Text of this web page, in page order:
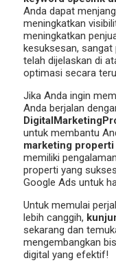
Anda dapat
meningkatkan
meningkatkan
kesuksesan,
telah dijelaskan di
optimasi secara
Jika Anda ingin
Anda berjalan
untuk membantu
marketing
memiliki
properti yang
Google Ads untuk
Untuk memulai
lebih canggih,
sekarang dan
mengembangkan
digital yang efektif!